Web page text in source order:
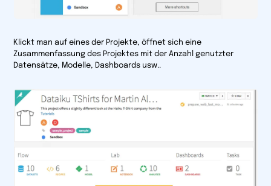
Klickt man auf eines der Projekte, öffnet sich eine
Zusammenfassung des Projektes mit der Anzahl genutzter
Datensätze, Modelle, Dashboards usw..